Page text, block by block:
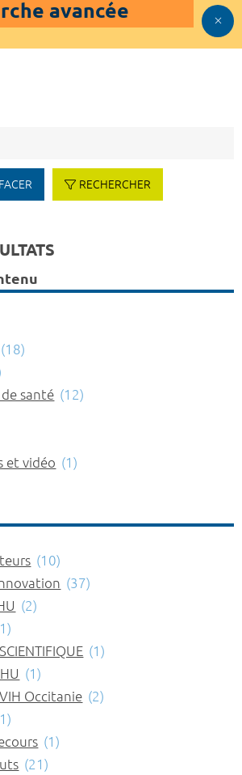
avancée
RECHERCHER
(18)
santé (12)
et vidéo (1)
(10)
(37)
(2)
(1)
(1)
Occitanie (2)
(1)
(21)